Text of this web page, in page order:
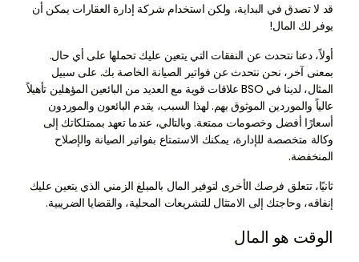
قد لا تصدق في البداية، ولكن استخدام شركة إدارة العقارات يمكن أن
يوفر لك المال!
أولاً، دعنا نتحدث عن النفقات التي يتعين عليك تحملها على أي حال.
بمعنى آخر، نحن نتحدث عن فواتير الصيانة الخاصة بك. على سبيل
المثال، لدينا في BSO علاقات قوية مع العديد من البائعين المؤهلين تأهيلاً
عالياً والموردين الموثوق بهم. لهذا السبب، يقدم البائعون والموردون
أسعارًا أفضل وخصومات ممتعة. وبالتالي، عندما تعهد بممتلكاتك إلى
وكالة متخصصة للإدارة، يمكنك الاستمتاع بفواتير الصيانة والإصلاح
المنخفضة.
ثانيًا، تتعلق فرصك الأخرى لتوفير المال بالمبلغ الزمني الذي يتعين عليك
إنفاقه، وحاجتك إلى الامتثال للتشريعات المحلية، والقضايا الضريبية.
الوقت هو المال